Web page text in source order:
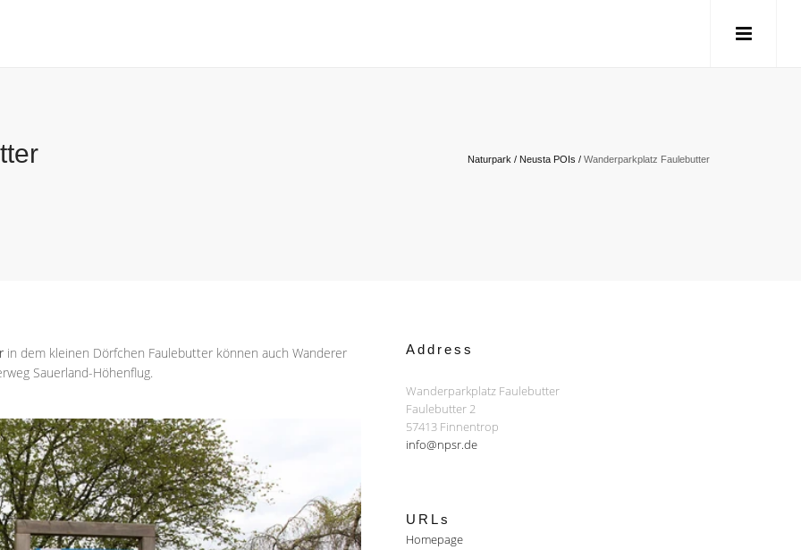
Naturpark / Neusta POIs / Wanderparkplatz Faulebutter
in dem kleinen Dörfchen Faulebutter können auch Wanderer
Sauerland-Höhenflug.
Address
Wanderparkplatz Faulebutter
Faulebutter 2
57413 Finnentrop
info@npsr.de
URLs
Homepage